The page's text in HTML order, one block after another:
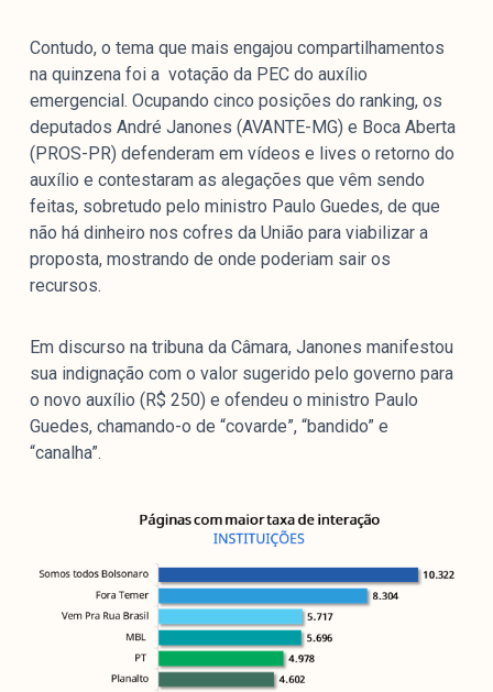
Contudo, o tema que mais engajou compartilhamentos
na quinzena foi a votação da PEC do auxílio
emergencial. Ocupando cinco posições do ranking, os
deputados André Janones (AVANTE-MG) e Boca Aberta
(PROS-PR) defenderam em vídeos e lives o retorno do
auxílio e contestaram as alegações que vêm sendo
feitas, sobretudo pelo ministro Paulo Guedes, de que
não há dinheiro nos cofres da União para viabilizar a
proposta, mostrando de onde poderiam sair os
recursos.
Em discurso na tribuna da Câmara, Janones manifestou
sua indignação com o valor sugerido pelo governo para
o novo auxílio (R$ 250) e ofendeu o ministro Paulo
Guedes, chamando-o de “covarde”, “bandido” e
“canalha”.